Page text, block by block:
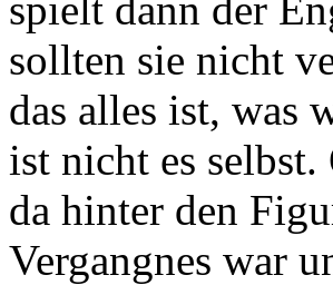
sollten sie nicht
das alles ist, was
ist nicht es
da hinter den
Vergangnes war